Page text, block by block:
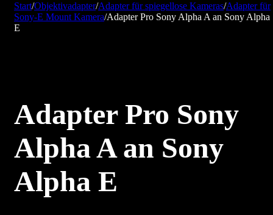
Start/Objektivadapter/Adapter für spiegellose Kameras/Adapter für
Sony-E Mount Kamera/Adapter Pro Sony Alpha A an Sony Alpha
E
Adapter Pro Sony
Alpha A an Sony
Alpha E